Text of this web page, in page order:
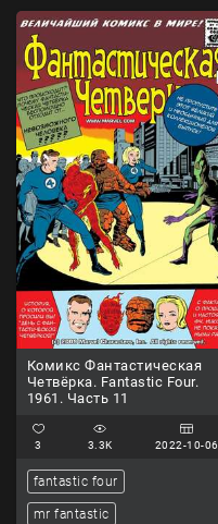
Комикс Фантастическая
Четвёрка. Fantastic Four.
1961. Часть 11
3 3.3K 2022-10-06
fantastic four
mr fantastic